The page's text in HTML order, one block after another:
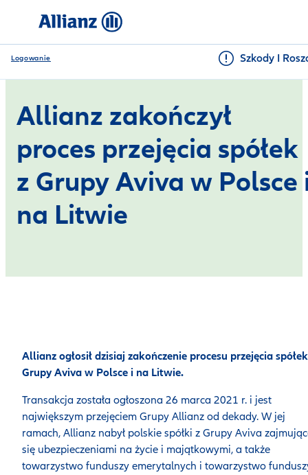
Logowanie Szkody I
Allianz zakończył
proces przejęcia spółek
z Grupy Aviva w Polsce
na Litwie
Allianz ogłosił dzisiaj zakończenie procesu przejęcia
Grupy Aviva w Polsce i na Litwie.
Transakcja została ogłoszona 26 marca 2021 r. i jest
największym przejęciem Grupy Allianz od dekady. W jej
ramach, Allianz nabył polskie spółki z Grupy Aviva
się ubezpieczeniami na życie i majątkowymi, a także
towarzystwo funduszy emerytalnych i towarzystwo